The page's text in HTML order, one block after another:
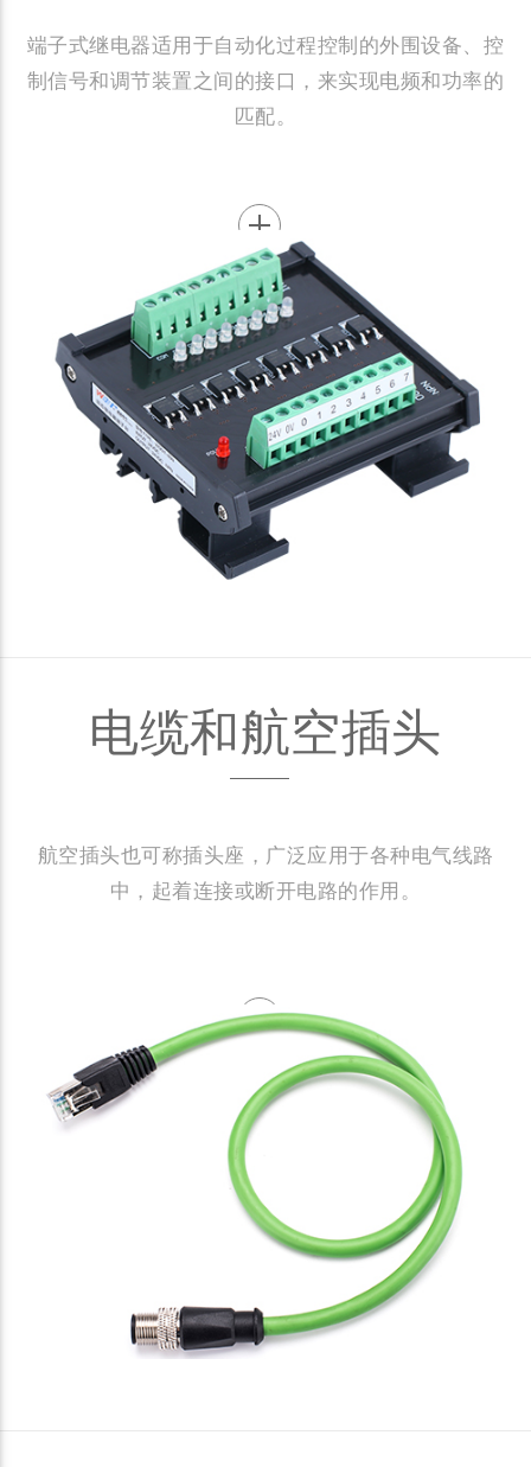
端子式继电器适用于自动化过程控制的外围设备、控
制信号和调节装置之间的接口，来实现电频和功率的
匹配。
电缆和航空插头
航空插头也可称插头座，广泛应用于各种电气线路
中，起着连接或断开电路的作用。